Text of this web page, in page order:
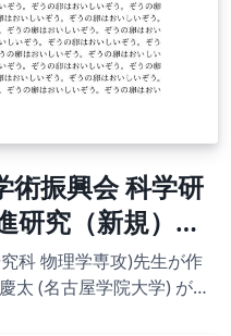
術振興会 科学研
研究（新規）・
科 物理学専攻)先生が作
太 (名古屋学院大学) が了
こちら↓を